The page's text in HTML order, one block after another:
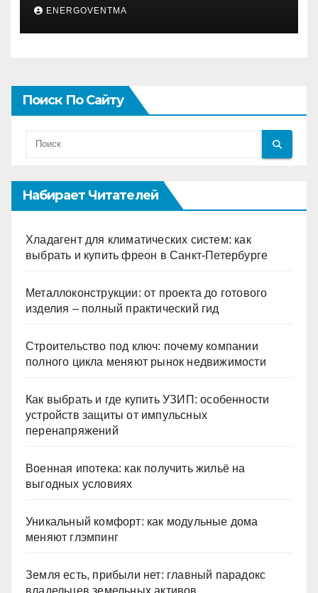
ENERGOVENTMA
Поиск По Сайту
Набирает Читателей
Хладагент для климатических систем: как
выбрать и купить фреон в Санкт-Петербурге
Металлоконструкции: от проекта до готового
изделия – полный практический гид
Строительство под ключ: почему компании
полного цикла меняют рынок недвижимости
Как выбрать и где купить УЗИП: особенности
устройств защиты от импульсных
перенапряжений
Военная ипотека: как получить жильё на
выгодных условиях
Уникальный комфорт: как модульные дома
меняют глэмпинг
Земля есть, прибыли нет: главный парадокс
владельцев земельных активов